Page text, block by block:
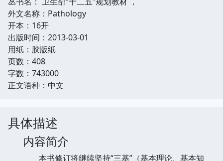
外文名称：Pathology
开本：16开
出版时间：2013-03-01
用纸：胶版纸
页数：408
字数：743000
正文语种：中文
具体描述
内容简介
本书修订将继续坚持“三基”（基本理论、基本知